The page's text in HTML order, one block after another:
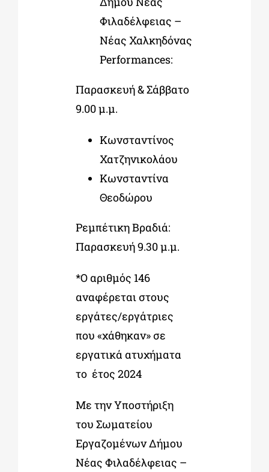
Φιλαδέλφειας –
Νέας Χαλκηδόνας
Performances:
Παρασκευή & Σάββατο
9.00 μ.μ.
Κωνσταντίνος
Χατζηνικολάου
Κωνσταντίνα
Θεοδώρου
Ρεμπέτικη Βραδιά:
Παρασκευή 9.30 μ.μ.
*Ο αριθμός 146
αναφέρεται στους
εργάτες/εργάτριες
που «χάθηκαν» σε
εργατικά ατυχήματα
το έτος 2024
Με την Υποστήριξη
του Σωματείου
Εργαζομένων Δήμου
Νέας Φιλαδέλφειας –